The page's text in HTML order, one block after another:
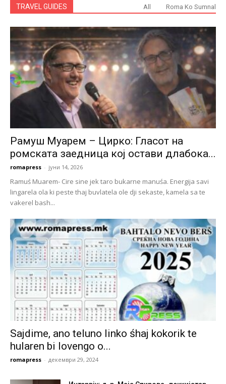
TRAVEL GUIDES All Roma Ko Sumnal
Рамуш Муарем – Цирко: Гласот на
ромската заедница кој остави длабока...
romapress - јуни 14, 2026
Ramuś Muarem- Cire sine jek taro bukarne manuśa. Energija savi
lingarela ola ki peste thaj buvlatela ole dji sekaste, kamela sa te
vakerel bash...
Sajdime, ano teluno linko śhaj kokorik te
hularen bi lovengo o...
romapress - декември 29, 2024